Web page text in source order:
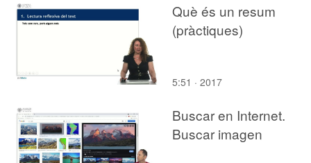
Què és un resum
(pràctiques)
5:51 · 2017
Buscar en Internet.
Buscar imagen